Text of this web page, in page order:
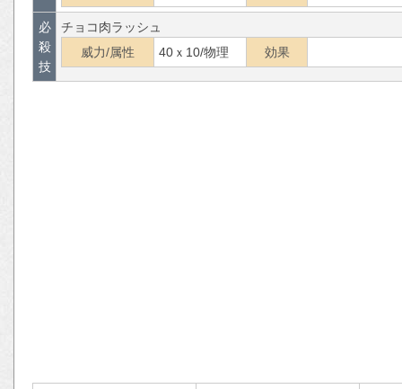
必
殺
技
チョコ肉ラッシュ
威力/属性
40ｘ10/物理 効果